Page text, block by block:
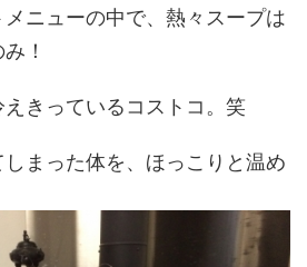
ニューの中で、熱々スープは
！
きっているコストコ。笑
まった体を、ほっこりと温め